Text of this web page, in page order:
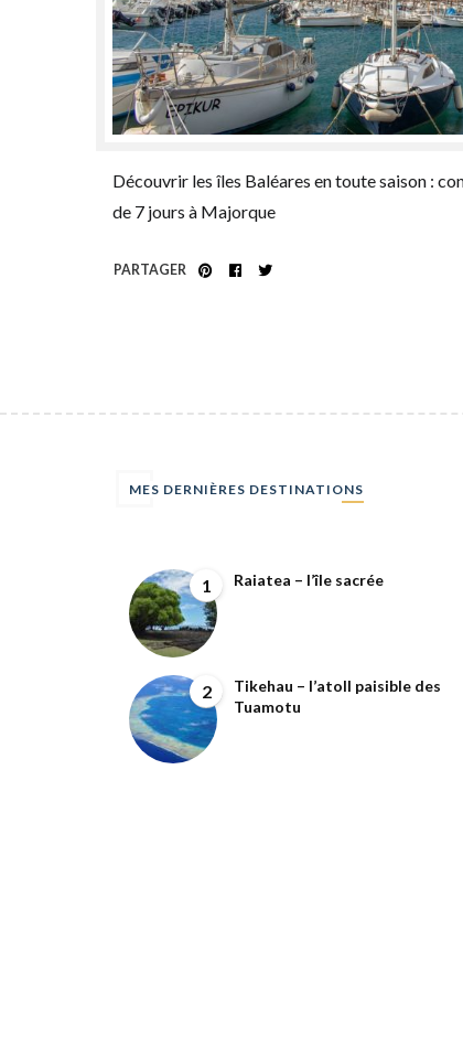
Découvrir les îles Baléares en toute saison :
de 7 jours à Majorque
PARTAGER
MES DERNIÈRES DESTINATIONS
1 Raiatea – l’île sacrée
2
Tikehau – l’atoll paisible des
Tuamotu